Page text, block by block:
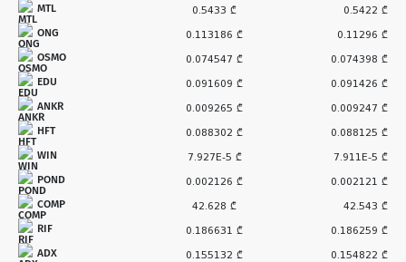
MTL 0.5433 ₾ 0.5422 ₾
ONG 0.113186 ₾ 0.11296 ₾
OSMO 0.074547 ₾ 0.074398 ₾
EDU 0.091609 ₾ 0.091426 ₾
ANKR 0.009265 ₾ 0.009247 ₾
HFT 0.088302 ₾ 0.088125 ₾
WIN 7.927E-5 ₾ 7.911E-5 ₾
POND 0.002126 ₾ 0.002121 ₾
COMP 42.628 ₾ 42.543 ₾
RIF 0.186631 ₾ 0.186259 ₾
ADX 0.155132 ₾ 0.154822 ₾